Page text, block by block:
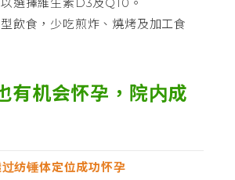
飲食，少吃煎炸、燒烤及加工食
有机会怀孕，院内成
纺锤体定位成功怀孕